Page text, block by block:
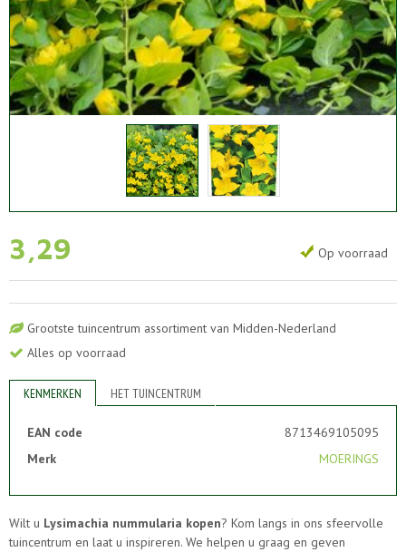
3,29 Op voorraad
Grootste tuincentrum assortiment van Midden-Nederland
Alles op voorraad
KENMERKEN HET TUINCENTRUM
EAN code
8713469105095
Merk
MOERINGS
Wilt u Lysimachia nummularia kopen? Kom langs in ons sfeervolle
tuincentrum en laat u inspireren. We helpen u graag en geven